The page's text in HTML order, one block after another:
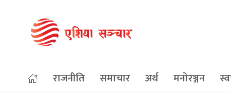
राजनीति समाचार अर्थ मनोरञ्जन